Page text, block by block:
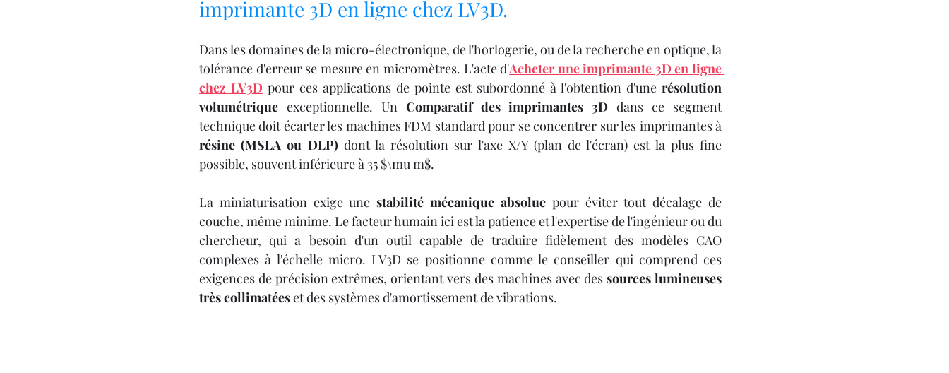
imprimante 3D professionelle Impression à la Demande SCANNER 3D SCANNER 3D
Formation 3D éligible au CPF OUTILLAGE 4 Formation impression 3D
impression 3D à la demande Formation 3D avec CPF
imprimante 3D en ligne chez LV3D.
Dans les domaines de la micro-électronique, de l'horlogerie, ou de la recherche en optique, la
tolérance d'erreur se mesure en micromètres. L'acte d'Acheter une imprimante 3D en ligne
chez LV3D pour ces applications de pointe est subordonné à l'obtention d'une résolution
volumétrique exceptionnelle. Un Comparatif des imprimantes 3D dans ce segment
résine (MSLA ou DLP) dont la résolution sur l'axe X/Y (plan de l'écran) est la plus fine
possible, souvent inférieure à 35 $\mu m$.
La miniaturisation exige une stabilité mécanique absolue pour éviter tout décalage de
couche, même minime. Le facteur humain ici est la patience et l'expertise de l'ingénieur ou du
chercheur, qui a besoin d'un outil capable de traduire fidèlement des modèles CAO
complexes à l'échelle micro. LV3D se positionne comme le conseiller qui comprend ces
exigences de précision extrêmes, orientant vers des machines avec des sources lumineuses
très collimatées et des systèmes d'amortissement de vibrations.